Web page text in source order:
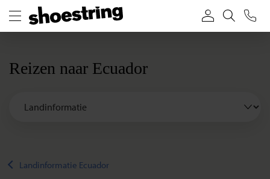
Reizen naar Ecuador
Landinformatie Ecuador